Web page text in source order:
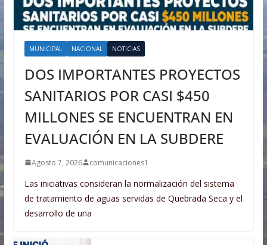
MUNICIPAL NACIONAL NOTICIAS
DOS IMPORTANTES PROYECTOS
SANITARIOS POR CASI $450
MILLONES SE ENCUENTRAN EN
EVALUACIÓN EN LA SUBDERE
Agosto 7, 2026 comunicaciones1
Las iniciativas consideran la normalización del sistema
de tratamiento de aguas servidas de Quebrada Seca y el
desarrollo de una